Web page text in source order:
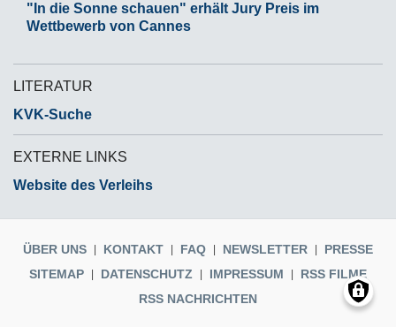
"In die Sonne schauen" erhält Jury Preis im
Wettbewerb von Cannes
LITERATUR
KVK-Suche
EXTERNE LINKS
Website des Verleihs
ÜBER UNS KONTAKT FAQ NEWSLETTER
PRESSE
SITEMAP
DATENSCHUTZ IMPRESSUM
RSS FILME
RSS NACHRICHTEN